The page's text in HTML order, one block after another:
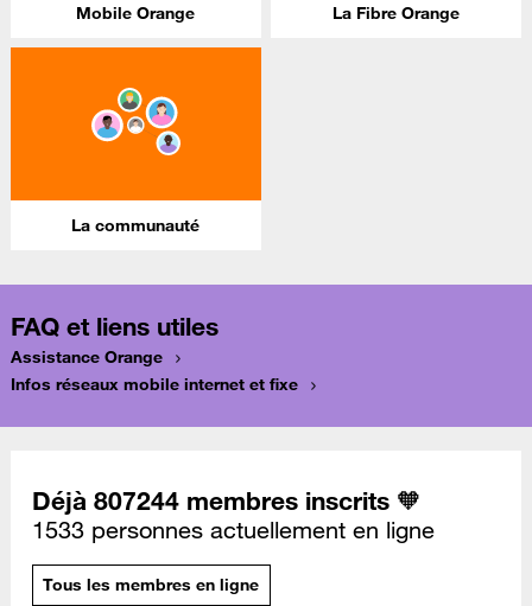
Mobile Orange La Fibre Orange
La communauté
FAQ et liens utiles
Assistance Orange
Infos réseaux mobile internet et fixe
Déjà 807244 membres inscrits 🧡
1533 personnes actuellement en ligne
Tous les membres en ligne